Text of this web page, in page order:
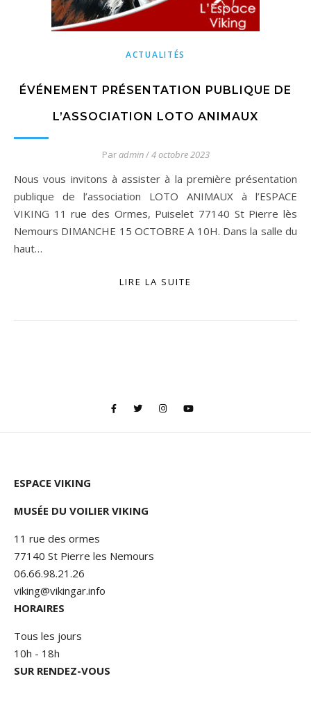
ACTUALITÉS
ÉVÉNEMENT PRÉSENTATION PUBLIQUE DE
L’ASSOCIATION LOTO ANIMAUX
Paradmin/4 octobre 2023
Nous vous invitons à assister à la première présentation
publique de l’association LOTO ANIMAUX à l’ESPACE
VIKING 11 rue des Ormes, Puiselet 77140 St Pierre lès
Nemours DIMANCHE 15 OCTOBRE A 10H. Dans la salle du
haut…
LIRE LA SUITE
ESPACE VIKING
MUSÉE DU VOILIER VIKING
11 rue des ormes
77140 St Pierre les Nemours
06.66.98.21.26
viking@vikingar.info
HORAIRES
Tous les jours
10h - 18h
SUR RENDEZ-VOUS